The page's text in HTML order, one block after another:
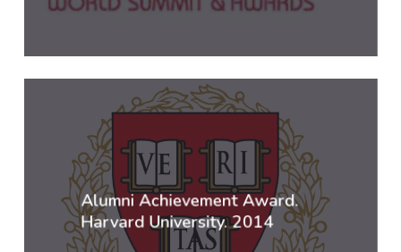
Alumni Achievement Award.
Harvard University. 2014